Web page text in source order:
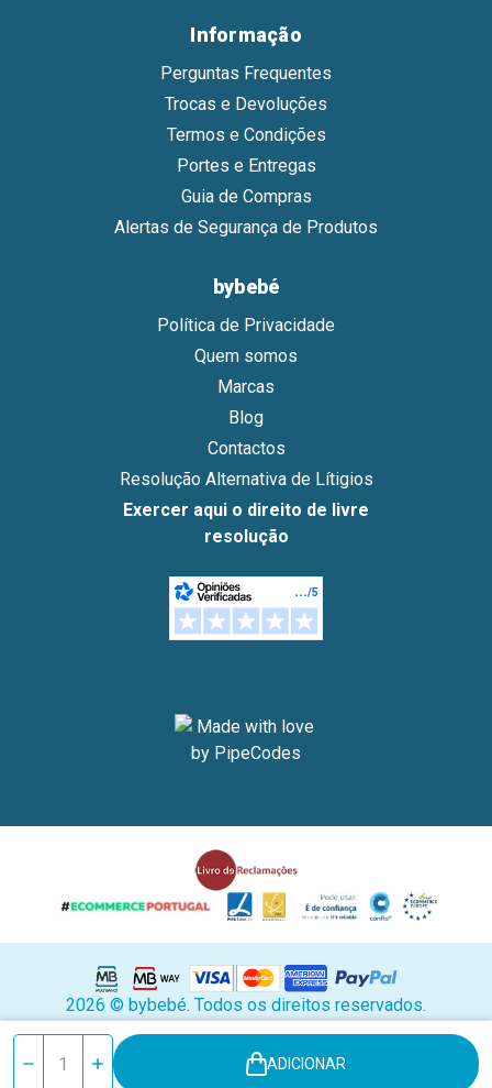
Stock
Reduzir
Aumentar
quantidade
ADICIONAR
Informação
Perguntas Frequentes
Trocas e Devoluções
Termos e Condições
Portes e Entregas
Guia de Compras
Alertas de Segurança de Produtos
bybebé
Política de Privacidade
Quem somos
Marcas
Blog
Contactos
Resolução Alternativa de Lítigios
Exercer aqui o direito de livre
resolução
2026 © bybebé. Todos os direitos reservados.